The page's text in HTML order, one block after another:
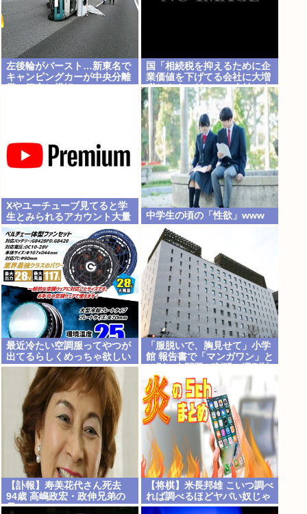
左後輪がバースト…新東名で
キャンピングカーが中央分離
国「相続税を抑えるために企
業価値を下げてる会社に大増
税します。低PBRの会社は大
増税を覚悟せよ」
Xやユーチューブ見てると学
生とみられるアカウント大量
に有るんけど
中学生の頃の「性欲」www
最近冷たい空調服ってやつが
出てるらしくめっちゃ欲しい
「服脱いで、胸見せて」小学
館 報告書で「マンガワン」と
元編集者がグラビア志望の女
性に迫った過激要求
【訃報】寿美花代さん死去
94歳 高嶋政宏・政伸兄弟の
母
【将棋】米長邦雄 こいつ調べ
れば調べるほどヤバい奴じゃ
ん